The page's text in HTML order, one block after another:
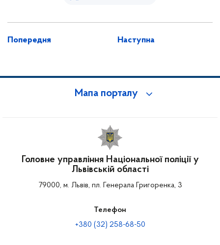
Попередня Наступна
Мапа порталу
Головне управління Національної поліції у
Львівській області
79000, м. Львів, пл. Генерала Григоренка, 3
Телефон
+380 (32) 258-68-50